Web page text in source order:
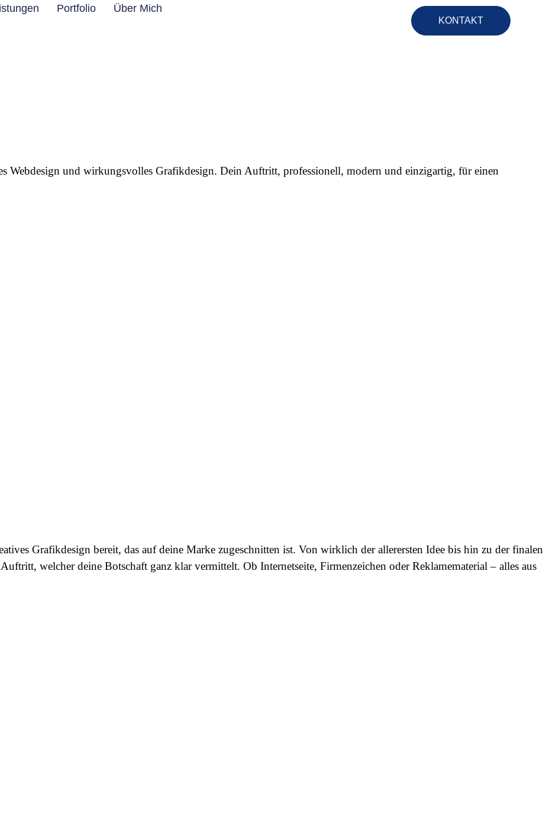
Portfolio Über Mich
KONTAKT
Webdesign und wirkungsvolles Grafikdesign. Dein Auftritt, professionell, modern und einzigartig, für einen
Grafikdesign bereit, das auf deine Marke zugeschnitten ist. Von wirklich der allerersten Idee bis hin zu der finalen
welcher deine Botschaft ganz klar vermittelt. Ob Internetseite, Firmenzeichen oder Reklamematerial – alles aus